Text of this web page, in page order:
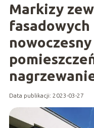
Markizy
fasadowych
Data publikacji: 2023-03-27